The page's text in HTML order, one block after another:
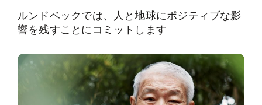
ルンドベックでは、人と地球にポジティブな影
響を残すことにコミットします